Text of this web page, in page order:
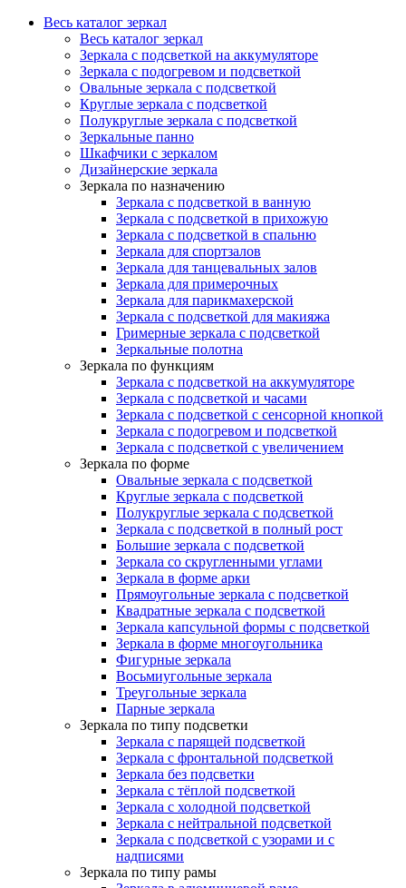
Весь каталог зеркал
Весь каталог зеркал
Зеркала с подсветкой на аккумуляторе
Зеркала с подогревом и подсветкой
Овальные зеркала с подсветкой
Круглые зеркала с подсветкой
Полукруглые зеркала с подсветкой
Зеркальные панно
Шкафчики с зеркалом
Дизайнерские зеркала
Зеркала по назначению
Зеркала с подсветкой в ванную
Зеркала с подсветкой в прихожую
Зеркала с подсветкой в спальню
Зеркала для спортзалов
Зеркала для танцевальных залов
Зеркала для примерочных
Зеркала для парикмахерской
Зеркала с подсветкой для макияжа
Гримерные зеркала с подсветкой
Зеркальные полотна
Зеркала по функциям
Зеркала с подсветкой на аккумуляторе
Зеркала с подсветкой и часами
Зеркала с подсветкой с сенсорной кнопкой
Зеркала с подогревом и подсветкой
Зеркала с подсветкой с увеличением
Зеркала по форме
Овальные зеркала с подсветкой
Круглые зеркала с подсветкой
Полукруглые зеркала с подсветкой
Зеркала с подсветкой в полный рост
Большие зеркала с подсветкой
Зеркала со скругленными углами
Зеркала в форме арки
Прямоугольные зеркала с подсветкой
Квадратные зеркала с подсветкой
Зеркала капсульной формы с подсветкой
Зеркала в форме многоугольника
Фигурные зеркала
Восьмиугольные зеркала
Треугольные зеркала
Парные зеркала
Зеркала по типу подсветки
Зеркала с парящей подсветкой
Зеркала с фронтальной подсветкой
Зеркала без подсветки
Зеркала с тёплой подсветкой
Зеркала с холодной подсветкой
Зеркала с нейтральной подсветкой
Зеркала с подсветкой с узорами и с
надписями
Зеркала по типу рамы